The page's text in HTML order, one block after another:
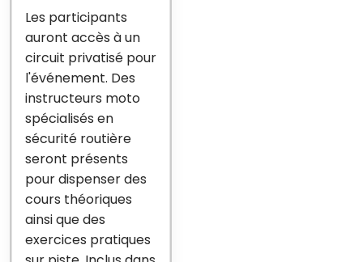
Les participants
auront accès à un
circuit privatisé pour
l'événement. Des
instructeurs moto
spécialisés en
sécurité routière
seront présents
pour dispenser des
cours théoriques
ainsi que des
exercices pratiques